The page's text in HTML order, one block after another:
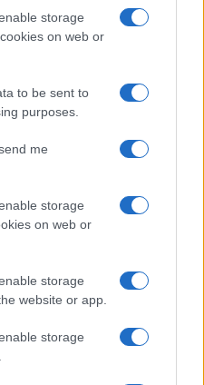
storage
on web or
to be sent to
purposes.
me
storage
on web or
storage
website or app.
storage
domiciliare: la